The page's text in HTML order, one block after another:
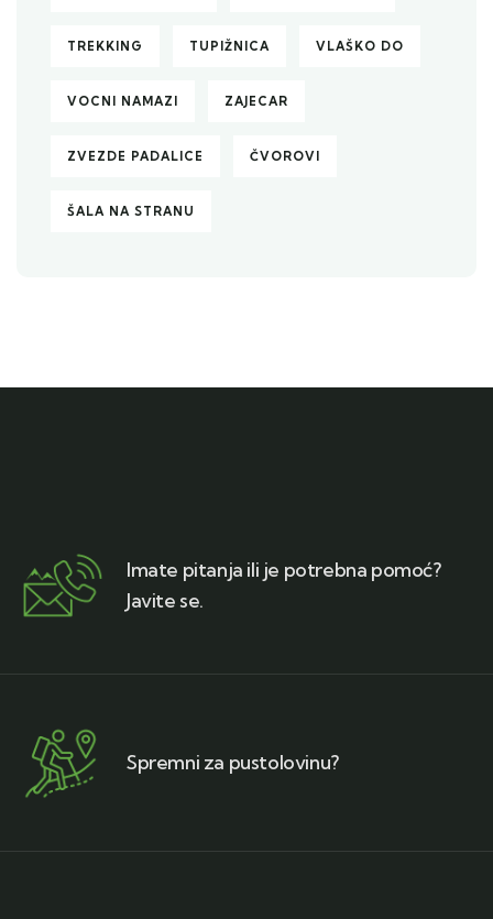
TREKKING TUPIŽNICA VLAŠKO DO
VOCNI NAMAZI ZAJECAR
ZVEZDE PADALICE ČVOROVI
ŠALA NA STRANU
Imate pitanja ili je potrebna pomoć?
Javite se.
Spremni za pustolovinu?